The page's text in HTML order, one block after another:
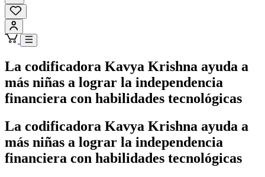
La codificadora Kavya Krishna ayuda a
más niñas a lograr la independencia
financiera con habilidades tecnológicas
La codificadora Kavya Krishna ayuda a
más niñas a lograr la independencia
financiera con habilidades tecnológicas